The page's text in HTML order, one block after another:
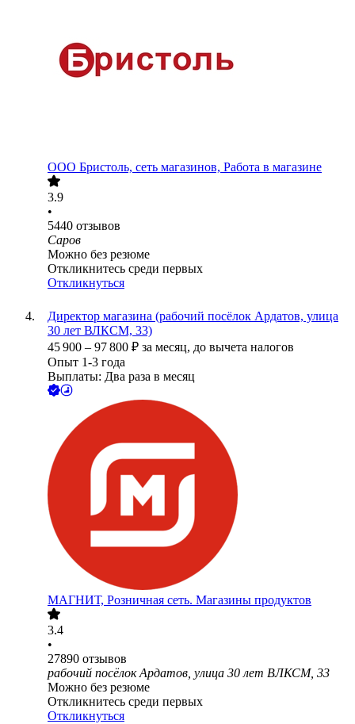
ООО Бристоль, сеть магазинов, Работа в магазине
3.9
•
5440 отзывов
Саров
Можно без резюме
Откликнитесь среди первых
Откликнуться
Директор магазина (рабочий посёлок Ардатов, улица
30 лет ВЛКСМ, 33)
45 900 – 97 800 ₽ за месяц, до вычета налогов
Опыт 1-3 года
Выплаты: Два раза в месяц
МАГНИТ, Розничная сеть. Магазины продуктов
3.4
•
27890 отзывов
рабочий посёлок Ардатов, улица 30 лет ВЛКСМ, 33
Можно без резюме
Откликнитесь среди первых
Откликнуться